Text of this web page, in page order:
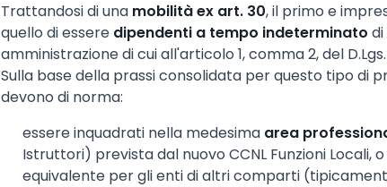
Trattandosi di una mobilità ex art. 30, il primo e
quello di essere dipendenti a tempo indeterminato
amministrazione di cui all'articolo 1, comma 2, del D.Lgs.
Sulla base della prassi consolidata per questo tipo di
devono di norma:
essere inquadrati nella medesima area
Istruttori) prevista dal nuovo CCNL Funzioni Locali,
equivalente per gli enti di altri comparti